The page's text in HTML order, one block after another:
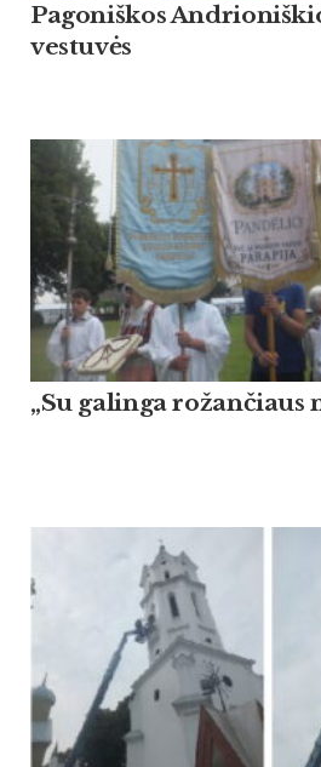
Pagoniškos
vestuvės
„Su galinga rožančiaus